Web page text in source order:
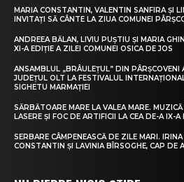
MARIA CONSTANTIN, VALENTIN SANFIRA ȘI
INVITAȚI SĂ CÂNTE LA ZIUA COMUNEI
ANDREEA BĂLAN, LIVIU PUȘTIU ȘI MARIA
XI-A EDIȚIE A ZILEI COMUNEI OSICA DE JOS
ANSAMBLUL „BRÂULEȚUL” DIN
JUDEȚUL OLT LA FESTIVALUL
SIGHETU MARMAȚIEI
SĂRBĂTOARE MARE LA VALEA MARE.
LASERE ȘI FOC DE ARTIFICII LA CEA DE-A IX-A
SERBARE CÂMPENEASCĂ DE ZILE MARI.
CONSTANTIN ȘI LAVINIA BÎRSOGHE, CAP DE